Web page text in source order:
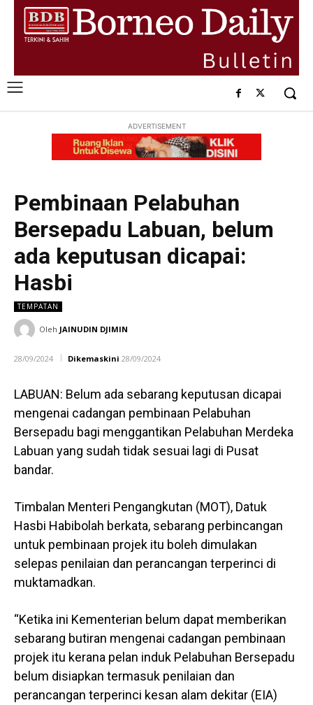
ADVERTISEMENT
Pembinaan Pelabuhan
Bersepadu Labuan, belum
ada keputusan dicapai:
Hasbi
TEMPATAN
Oleh JAINUDIN DJIMIN
28/09/2024 Dikemaskini 28/09/2024
LABUAN: Belum ada sebarang keputusan dicapai
mengenai cadangan pembinaan Pelabuhan
Bersepadu bagi menggantikan Pelabuhan Merdeka
Labuan yang sudah tidak sesuai lagi di Pusat
bandar.
Timbalan Menteri Pengangkutan (MOT), Datuk
Hasbi Habibolah berkata, sebarang perbincangan
untuk pembinaan projek itu boleh dimulakan
selepas penilaian dan perancangan terperinci di
muktamadkan.
“Ketika ini Kementerian belum dapat memberikan
sebarang butiran mengenai cadangan pembinaan
projek itu kerana pelan induk Pelabuhan Bersepadu
belum disiapkan termasuk penilaian dan
perancangan terperinci kesan alam dekitar (EIA)